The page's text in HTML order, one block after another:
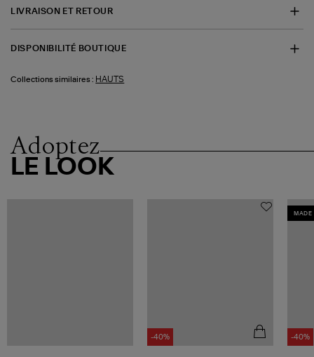
LIVRAISON ET RETOUR
DISPONIBILITÉ BOUTIQUE
Collections similaires : HAUTS
Adoptez
LE LOOK
-40%
MADE
-40%